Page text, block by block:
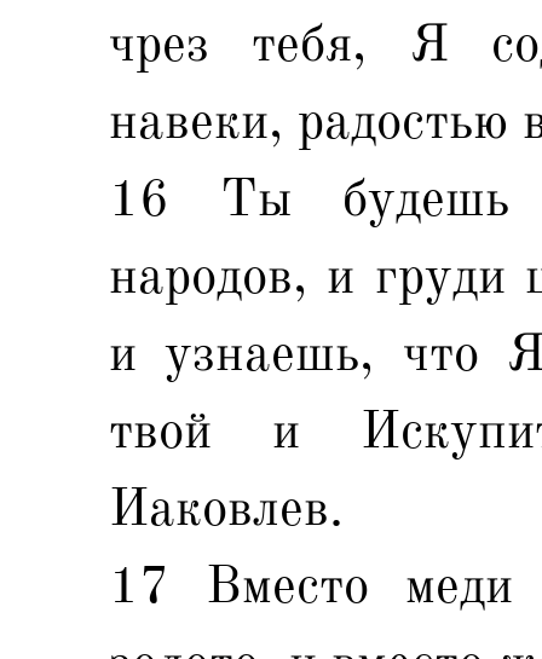
чрез тебя, Я
навеки, радостью
16 Ты будешь
народов, и груди
и узнаешь, что
твой и
Иаковлев.
17 Вместо меди